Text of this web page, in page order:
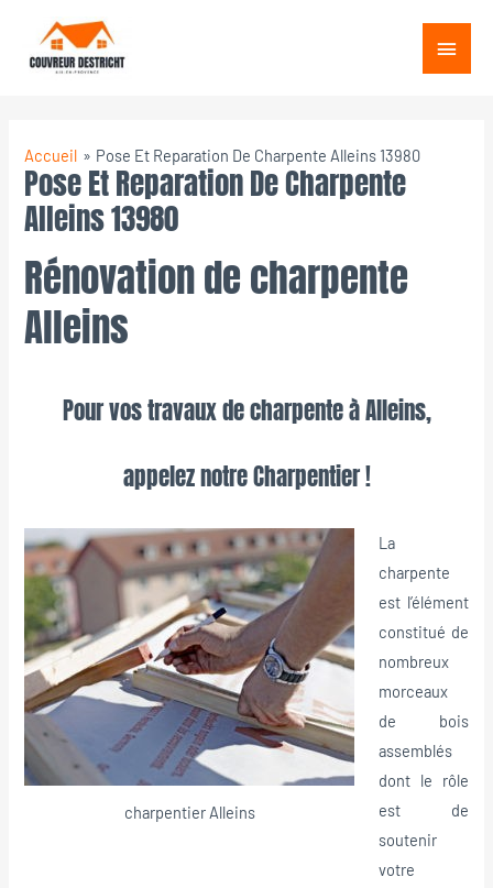
contenu
Menu
Accueil Pose Et Reparation De Charpente Alleins 13980
Pose Et Reparation De Charpente
Alleins 13980
Rénovation de charpente
Alleins
Pour vos travaux de charpente à Alleins,
appelez notre Charpentier !
charpentier Alleins
La
charpente
est l’élément
constitué de
nombreux
morceaux
de bois
assemblés
dont le rôle
est de
soutenir
votre